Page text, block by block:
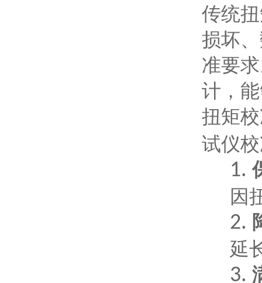
传统
损坏
准要
计，
扭矩
试仪
1.
因
2.
延
3.